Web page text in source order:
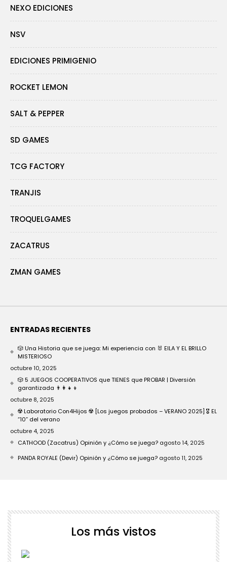
NEXO EDICIONES
NSV
EDICIONES PRIMIGENIO
ROCKET LEMON
SALT & PEPPER
SD GAMES
TCG FACTORY
TRANJIS
TROQUELGAMES
ZACATRUS
ZMAN GAMES
ENTRADAS RECIENTES
🎲 Una Historia que se juega: Mi experiencia con 🐰 EILA Y EL BRILLO
MISTERIOSO
octubre 10, 2025
🎲 5 JUEGOS COOPERATIVOS que TIENES que PROBAR | Diversión
garantizada 👨‍👩‍👧‍👦
octubre 8, 2025
☢️ Laboratorio Con4Hijos ☢️ [Los juegos probados – VERANO 2025] 🎖️ EL
“10” del verano
octubre 4, 2025
CATHOOD (Zacatrus) Opinión y ¿Cómo se juega? agosto 14, 2025
PANDA ROYALE (Devir) Opinión y ¿Cómo se juega? agosto 11, 2025
Los más vistos